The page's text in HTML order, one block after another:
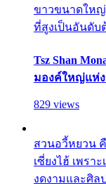
ขาวขนาดใหญ่
ที่สูงเป็นอันดับ
Tsz Shan
มองค์ใหญ่แห่ง
829 views
สวนอวี้หยวน
เซี่ยงไฮ้ เพร
งดงามและศิล